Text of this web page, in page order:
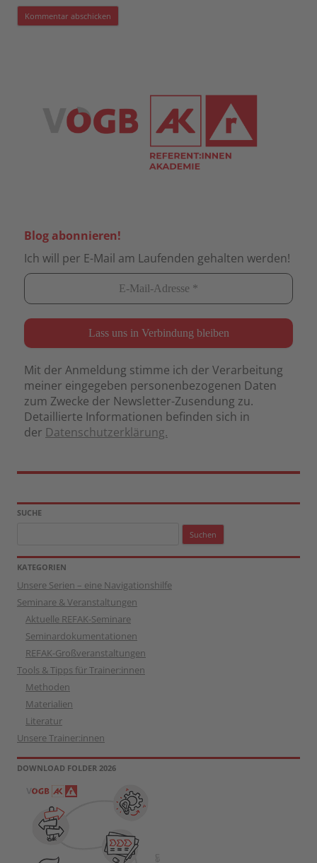
Blog abonnieren!
Ich will per E-Mail am Laufenden gehalten werden!
Mit der Anmeldung stimme ich der Verarbeitung
meiner eingegeben personenbezogenen Daten
zum Zwecke der Newsletter-Zusendung zu.
Detaillierte Informationen befinden sich in
der Datenschutzerklärung.
SUCHE
KATEGORIEN
Unsere Serien – eine Navigationshilfe
Seminare & Veranstaltungen
Aktuelle REFAK-Seminare
Seminardokumentationen
REFAK-Großveranstaltungen
Tools & Tipps für Trainer:innen
Methoden
Materialien
Literatur
Unsere Trainer:innen
DOWNLOAD FOLDER 2026